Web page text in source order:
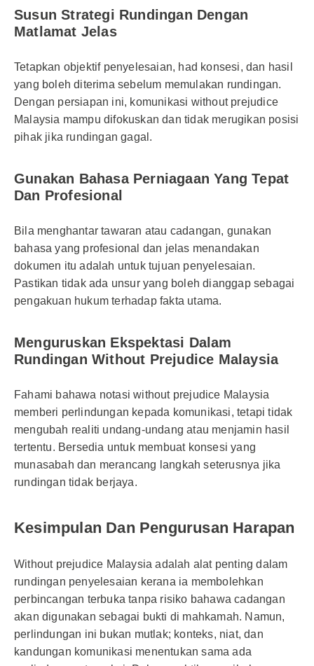
Susun Strategi Rundingan Dengan
Matlamat Jelas
Tetapkan objektif penyelesaian, had konsesi, dan hasil
yang boleh diterima sebelum memulakan rundingan.
Dengan persiapan ini, komunikasi without prejudice
Malaysia mampu difokuskan dan tidak merugikan posisi
pihak jika rundingan gagal.
Gunakan Bahasa Perniagaan Yang Tepat
Dan Profesional
Bila menghantar tawaran atau cadangan, gunakan
bahasa yang profesional dan jelas menandakan
dokumen itu adalah untuk tujuan penyelesaian.
Pastikan tidak ada unsur yang boleh dianggap sebagai
pengakuan hukum terhadap fakta utama.
Menguruskan Ekspektasi Dalam
Rundingan Without Prejudice Malaysia
Fahami bahawa notasi without prejudice Malaysia
memberi perlindungan kepada komunikasi, tetapi tidak
mengubah realiti undang-undang atau menjamin hasil
tertentu. Bersedia untuk membuat konsesi yang
munasabah dan merancang langkah seterusnya jika
rundingan tidak berjaya.
Kesimpulan Dan Pengurusan Harapan
Without prejudice Malaysia adalah alat penting dalam
rundingan penyelesaian kerana ia membolehkan
perbincangan terbuka tanpa risiko bahawa cadangan
akan digunakan sebagai bukti di mahkamah. Namun,
perlindungan ini bukan mutlak; konteks, niat, dan
kandungan komunikasi menentukan sama ada